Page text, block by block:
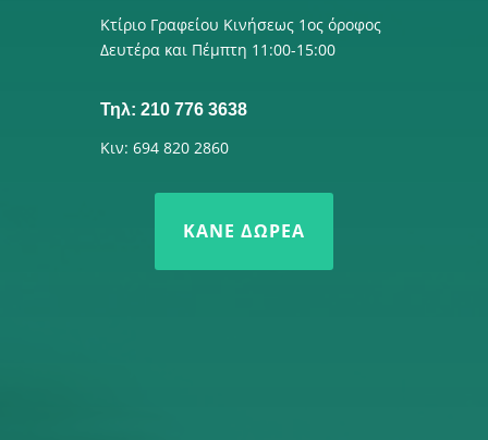
Κτίριο Γραφείου Κινήσεως 1ος όροφος
Δευτέρα και Πέμπτη 11:00-15:00
Τηλ: 210 776 3638
Κιν: 694 820 2860
ΚΆΝΕ ΔΩΡΕΆ